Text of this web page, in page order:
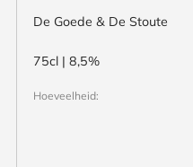
De Goede & De Stoute
75cl | 8,5%
Hoeveelheid: